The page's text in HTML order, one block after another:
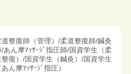
道整復師（管理）/柔道整復師/鍼灸
/あん摩ﾏｯｻｰｼﾞ指圧師/国資学生（柔
整復）/国資学生（鍼灸）/国資学生
あん摩ﾏｯｻｰｼﾞ指圧）